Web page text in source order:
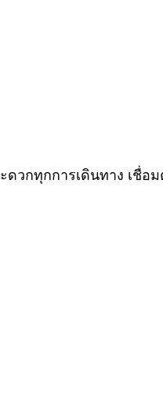
กทุกการเดินทาง เชื่